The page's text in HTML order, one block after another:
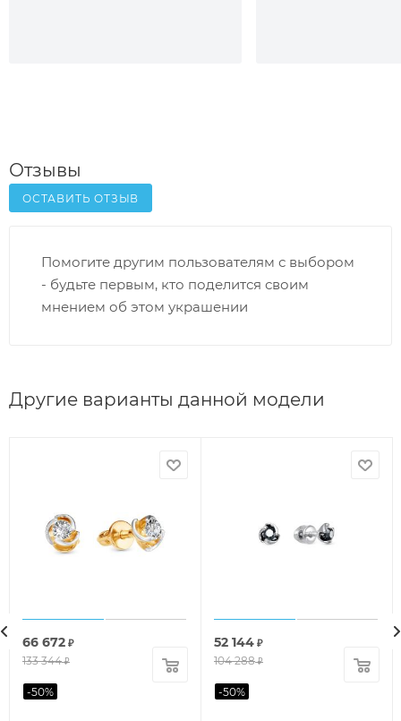
Отзывы
ОСТАВИТЬ ОТЗЫВ
Помогите другим пользователям с выбором
- будьте первым, кто поделится своим
мнением об этом украшении
Другие варианты данной модели
66 672 ₽
133 344₽
-50%
52 144 ₽
104 288₽
-50%